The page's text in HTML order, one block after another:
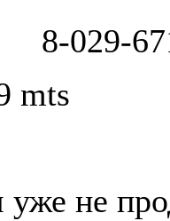
8-029-
mts
не